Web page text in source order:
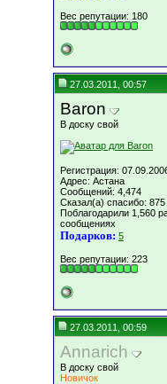
Вес репутации: 180
27.03.2011, 00:57
Baron
В доску свой
Регистрация:
Адрес: Астана
Сообщений: 4,474
Сказал(а) спасибо: 875
Поблагодарили 1,560
сообщениях
Подарков: 5
Вес репутации: 223
27.03.2011, 00:59
Annarich
В доску свой
Новичок